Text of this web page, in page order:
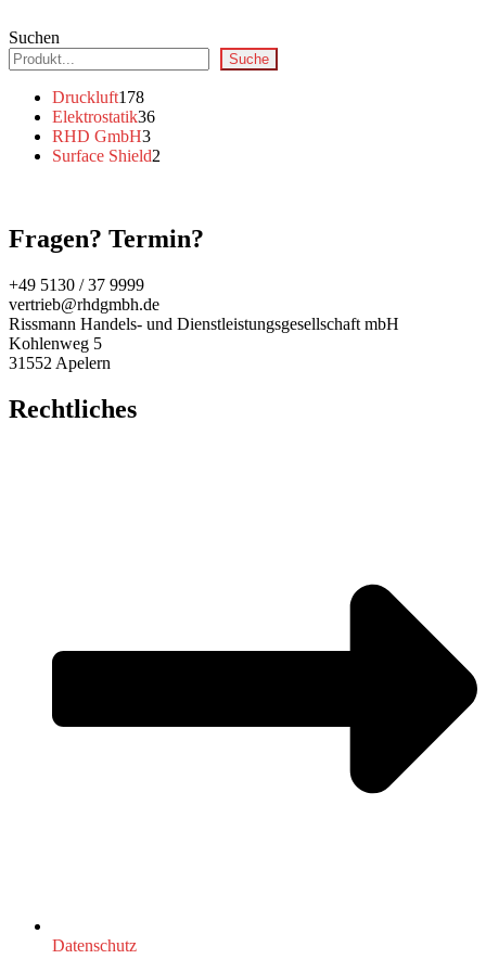
Suchen
Suche
Druckluft178178
Produkte
Elektrostatik3636
RHD GmbH33
Produkte
Surface Shield2
Fragen? Termin?
+49 5130 / 37 9999
vertrieb@rhdgmbh.de
Rissmann Handels- und Dienstleistungsgesellschaft mbH
Kohlenweg 5
31552 Apelern
Rechtliches
Datenschutz